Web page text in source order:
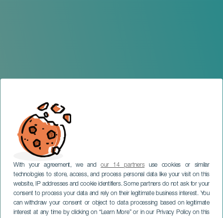
With your agreement, we andour 14 partnersuse cookies or similar
technologies to store, access, and process personal data like your visit on this
website, IP addresses and cookie identifiers. Some partners do not ask for your
consent to process your data and rely on their legitimate business interest. You
can withdraw your consent or object to data processing based on legitimate
interest at any time by clicking on “Learn More” or in our Privacy Policy on this
TENERIFE